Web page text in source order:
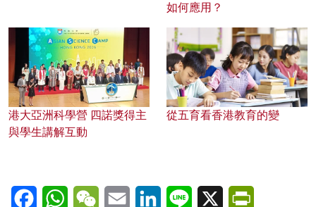
如何應用？
港大亞洲科學營 四諾獎得主
與學生講解互動
從五育看香港教育的變
FacebookWhatsAppWeChatEmail LinkedInLine X